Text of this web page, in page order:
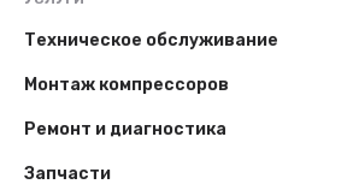
Техническое обслуживание
Монтаж компрессоров
Ремонт и диагностика
Запчасти